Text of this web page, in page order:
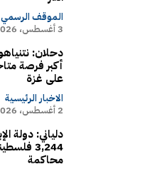
الموقف الرسمي
3 أغسطس، 2026
دحلان:
أكبر فرصة
على غزة
الاخبار الرئيسية
2 أغسطس، 2026
دلياني: دولة
3,244
محاكمة